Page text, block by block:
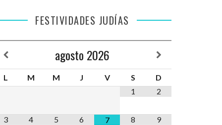
FESTIVIDADES JUDÍAS
agosto 2026
L M M J V S
D
1
2
3 4 5 6 7 8 9